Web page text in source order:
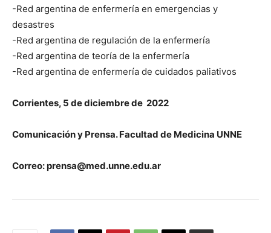
-Red argentina de enfermería en emergencias y
desastres
-Red argentina de regulación de la enfermería
-Red argentina de teoría de la enfermería
-Red argentina de enfermería de cuidados paliativos
Corrientes, 5 de diciembre de 2022
Comunicación y Prensa. Facultad de Medicina UNNE
Correo: prensa@med.unne.edu.ar